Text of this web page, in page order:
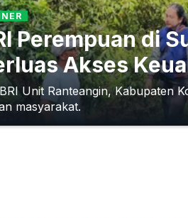
Perempuan di
Akses
Unit Ranteangin, Kabupaten
masyarakat.